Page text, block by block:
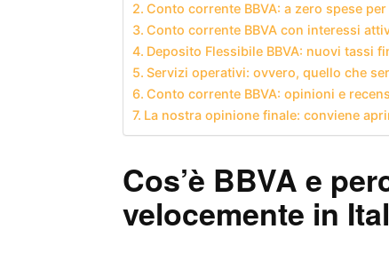
Conto corrente BBVA: a zero spese
Conto corrente BBVA con interessi
Deposito Flessibile BBVA: nuovi tassi
Servizi operativi: ovvero, quello che
Conto corrente BBVA: opinioni e
La nostra opinione finale: conviene
Cos’è BBVA e
velocemente in